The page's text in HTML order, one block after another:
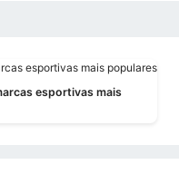
esportivas mais